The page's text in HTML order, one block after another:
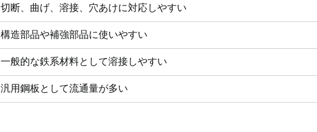
切断、曲げ、溶接、穴あけに対応しやすい
構造部品や補強部品に使いやすい
一般的な鉄系材料として溶接しやすい
汎用鋼板として流通量が多い